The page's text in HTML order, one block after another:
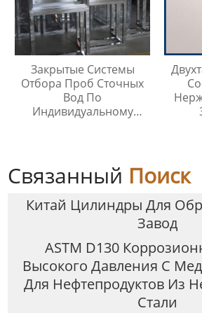
Закрытые Системы
Отбора Проб Сточных
Вод По
Индивидуальному
Связанный Поиск
Китай Цилиндры Для
Завод
ASTM D130
Высокого Давления С
Для Нефтепродуктов Из
Стали